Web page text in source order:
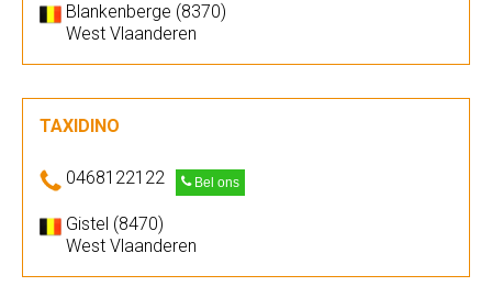
Blankenberge (8370)
West Vlaanderen
TAXIDINO
0468122122 Bel ons
Gistel (8470)
West Vlaanderen